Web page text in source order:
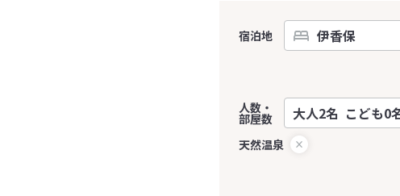
宿泊地
人数・
部屋数
天然温泉